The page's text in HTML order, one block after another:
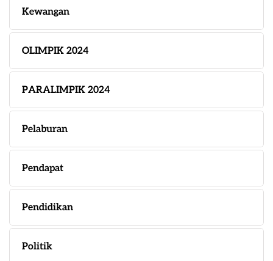
Kewangan
OLIMPIK 2024
PARALIMPIK 2024
Pelaburan
Pendapat
Pendidikan
Politik